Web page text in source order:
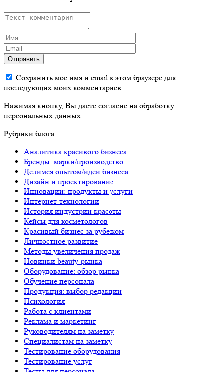
Отправить
Сохранить моё имя и email в этом браузере для
последующих моих комментариев.
Нажимая кнопку, Вы даете согласие на обработку
персональных данных
Рубрики блога
Аналитика красивого бизнеса
Бренды: марки/производство
Делимся опытом/идеи бизнеса
Дизайн и проектирование
Инновации: продукты и услуги
Интернет-технологии
История индустрии красоты
Кейсы для косметологов
Красивый бизнес за рубежом
Личностное развитие
Методы увеличения продаж
Новинки beauty-рынка
Оборудование: обзор рынка
Обучение персонала
Продукция: выбор редакции
Психология
Работа с клиентами
Реклама и маркетинг
Руководителям на заметку
Специалистам на заметку
Тестирование оборудования
Тестирование услуг